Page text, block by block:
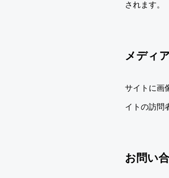
されます。
メディ
サイトに画
イトの訪問
お問い